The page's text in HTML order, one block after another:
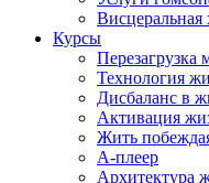
Висцеральная
Курсы
Технология
Дисбаланс в
Активация
Жить
А-плеер
Архитектура